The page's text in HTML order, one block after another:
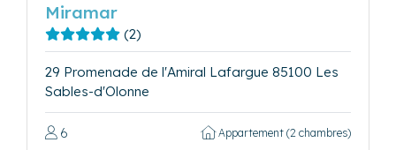
Miramar
(2)
29 Promenade de l'Amiral Lafargue 85100 Les
Sables-d'Olonne
6 Appartement (2 chambres)